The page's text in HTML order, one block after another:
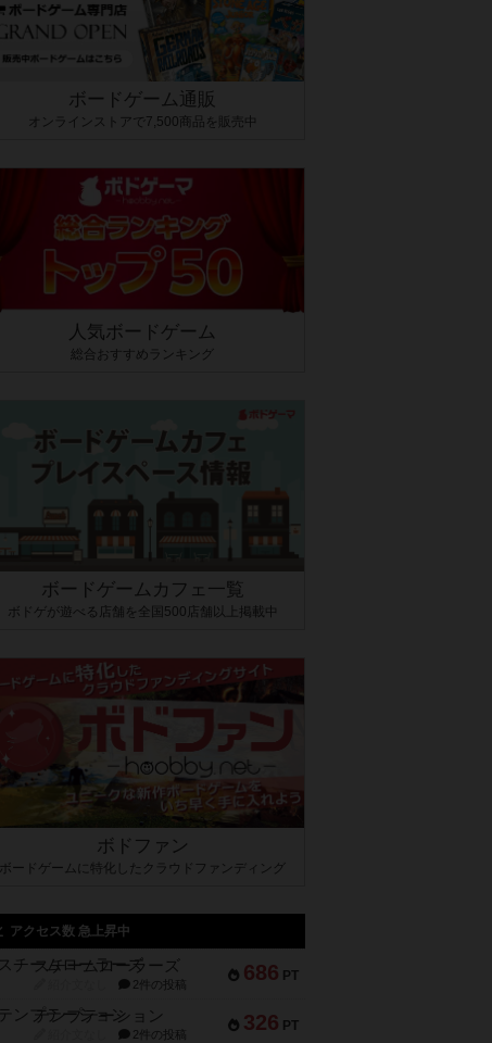
ボードゲーム通販
オンラインストアで7,500商品を販売中
人気ボードゲーム
総合おすすめランキング
ボードゲームカフェ一覧
ボドゲが遊べる店舗を全国500店舗以上掲載中
ボドファン
ボードゲームに特化したクラウドファンディング
アクセス数 急上昇中
686 PT
スチームローラーズ
2件の投稿
326 PT
テンプテーション
2件の投稿